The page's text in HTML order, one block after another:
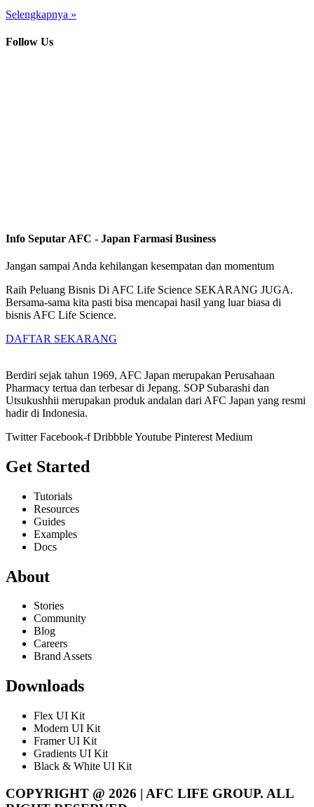
Selengkapnya »
Follow Us
Info Seputar AFC - Japan Farmasi Business
Jangan sampai Anda kehilangan kesempatan dan momentum
Raih Peluang Bisnis Di AFC Life Science SEKARANG JUGA.
Bersama-sama kita pasti bisa mencapai hasil yang luar biasa di
bisnis AFC Life Science.
DAFTAR SEKARANG
Berdiri sejak tahun 1969, AFC Japan merupakan Perusahaan
Pharmacy tertua dan terbesar di Jepang. SOP Subarashi dan
Utsukushhii merupakan produk andalan dari AFC Japan yang resmi
hadir di Indonesia.
Twitter Facebook-f DribbbleYoutube Pinterest Medium
Get Started
Tutorials
Resources
Guides
Examples
Docs
About
Stories
Community
Blog
Careers
Brand Assets
Downloads
Flex UI Kit
Modern UI Kit
Framer UI Kit
Gradients UI Kit
Black & White UI Kit
COPYRIGHT @ 2026 | AFC LIFE GROUP. ALL